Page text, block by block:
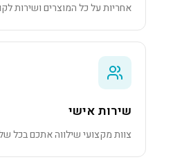
אחריות על כל המוצרים ושירות
שירות אישי
צוות מקצועי שילווה אתכם בכל